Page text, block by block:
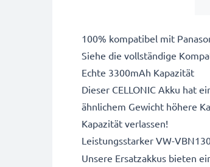
100% kompatibel mit
Siehe die vollständige
Echte 3300mAh Kapazität
Dieser CELLONIC Akku hat
ähnlichem Gewicht höhere
Kapazität verlassen!
Leistungsstarker VW-
Unsere Ersatzakkus bieten